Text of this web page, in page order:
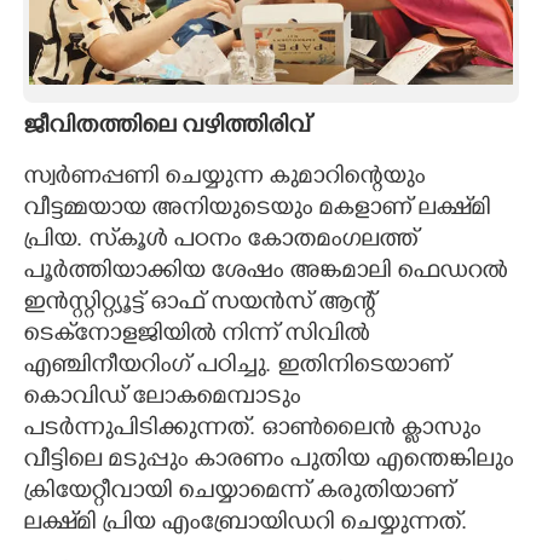
ജീവിതത്തിലെ വഴിത്തിരിവ്
സ്വ‌ർണപ്പണി ചെയ്യുന്ന കുമാറിന്റെയും
വീട്ടമ്മയായ അനിയുടെയും മകളാണ് ലക്ഷ്‌മി
പ്രിയ. സ്‌കൂൾ പഠനം കോതമംഗലത്ത്
പൂർത്തിയാക്കിയ ശേഷം അങ്കമാലി ഫെ‌ഡറൽ
ഇൻസ്റ്റിറ്റ്യൂട്ട് ഓഫ് സയൻസ് ആന്റ്
ടെക്‌നോളജിയിൽ നിന്ന് സിവിൽ
എഞ്ചിനീയറിംഗ് പഠിച്ചു. ഇതിനിടെയാണ്
കൊവിഡ് ലോകമെമ്പാടും
പടർന്നുപിടിക്കുന്നത്. ഓൺലൈൻ ക്ലാസും
വീട്ടിലെ മടുപ്പും കാരണം പുതിയ എന്തെങ്കിലും
ക്രിയേറ്റീവായി ചെയ്യാമെന്ന് കരുതിയാണ്
ലക്ഷ്‌മി പ്രിയ എംബ്രോയിഡറി ചെയ്യുന്നത്.